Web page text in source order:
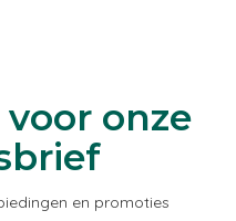
onze
en promoties